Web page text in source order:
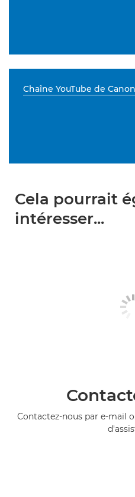
Chaîne YouTube de
Cela pourrait
intéresser...
Contactez-nous par e-mail